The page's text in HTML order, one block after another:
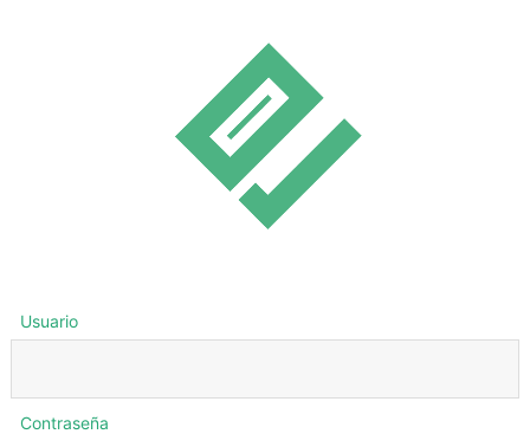
Usuario
Contraseña